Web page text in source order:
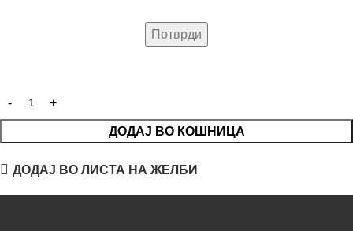
ДОДАЈ ВО КОШНИЦА
ДОДАЈ ВО ЛИСТА НА ЖЕЛБИ